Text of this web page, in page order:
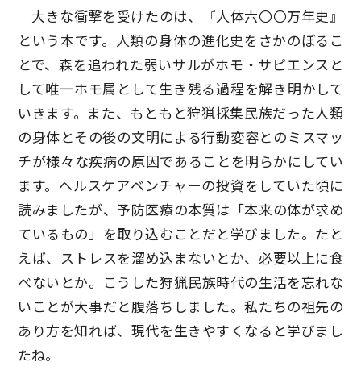
大きな衝撃を受けたのは、『人体六〇〇万年史』
という本です。人類の身体の進化史をさかのぼるこ
とで、森を追われた弱いサルがホモ・サピエンスと
して唯一ホモ属として生き残る過程を解き明かして
いきます。また、もともと狩猟採集民族だった人類
の身体とその後の文明による行動変容とのミスマッ
チが様々な疾病の原因であることを明らかにしてい
ます。ヘルスケアベンチャーの投資をしていた頃に
読みましたが、予防医療の本質は「本来の体が求め
ているもの」を取り込むことだと学びました。たと
えば、ストレスを溜め込まないとか、必要以上に食
べないとか。こうした狩猟民族時代の生活を忘れな
いことが大事だと腹落ちしました。私たちの祖先の
あり方を知れば、現代を生きやすくなると学びまし
たね。